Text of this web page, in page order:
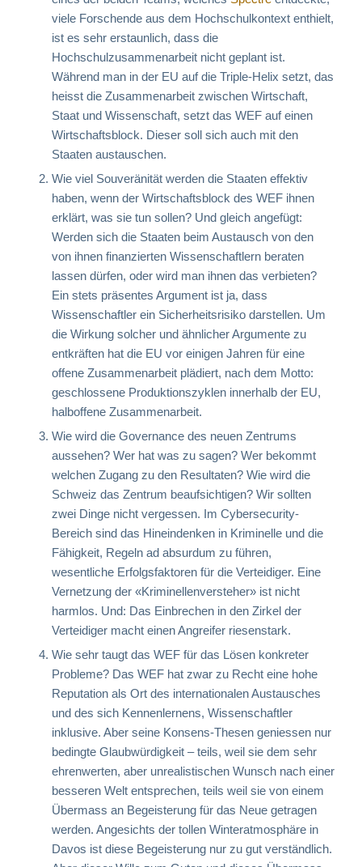
viele Forschende aus dem Hochschulkontext enthielt,
ist es sehr erstaunlich, dass die
Hochschulzusammenarbeit nicht geplant ist.
Während man in der EU auf die Triple-Helix setzt, das
heisst die Zusammenarbeit zwischen Wirtschaft,
Staat und Wissenschaft, setzt das WEF auf einen
Wirtschaftsblock. Dieser soll sich auch mit den
Staaten austauschen.
Wie viel Souveränität werden die Staaten effektiv
haben, wenn der Wirtschaftsblock des WEF ihnen
erklärt, was sie tun sollen? Und gleich angefügt:
Werden sich die Staaten beim Austausch von den
von ihnen finanzierten Wissenschaftlern beraten
lassen dürfen, oder wird man ihnen das verbieten?
Ein stets präsentes Argument ist ja, dass
Wissenschaftler ein Sicherheitsrisiko darstellen. Um
die Wirkung solcher und ähnlicher Argumente zu
entkräften hat die EU vor einigen Jahren für eine
offene Zusammenarbeit plädiert, nach dem Motto:
geschlossene Produktionszyklen innerhalb der EU,
halboffene Zusammenarbeit.
Wie wird die Governance des neuen Zentrums
aussehen? Wer hat was zu sagen? Wer bekommt
welchen Zugang zu den Resultaten? Wie wird die
Schweiz das Zentrum beaufsichtigen? Wir sollten
zwei Dinge nicht vergessen. Im Cybersecurity-
Bereich sind das Hineindenken in Kriminelle und die
Fähigkeit, Regeln ad absurdum zu führen,
wesentliche Erfolgsfaktoren für die Verteidiger. Eine
Vernetzung der «Kriminellenversteher» ist nicht
harmlos. Und: Das Einbrechen in den Zirkel der
Verteidiger macht einen Angreifer riesenstark.
Wie sehr taugt das WEF für das Lösen konkreter
Probleme? Das WEF hat zwar zu Recht eine hohe
Reputation als Ort des internationalen Austausches
und des sich Kennenlernens, Wissenschaftler
inklusive. Aber seine Konsens-Thesen geniessen nur
bedingte Glaubwürdigkeit – teils, weil sie dem sehr
ehrenwerten, aber unrealistischen Wunsch nach einer
besseren Welt entsprechen, teils weil sie von einem
Übermass an Begeisterung für das Neue getragen
werden. Angesichts der tollen Winteratmosphäre in
Davos ist diese Begeisterung nur zu gut verständlich.